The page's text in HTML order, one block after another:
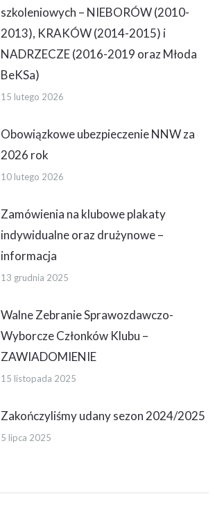
szkoleniowych – NIEBORÓW (2010-
2013), KRAKÓW (2014-2015) i
NADRZECZE (2016-2019 oraz Młoda
BeKSa)
15 lutego 2026
Obowiązkowe ubezpieczenie NNW za
2026 rok
10 lutego 2026
Zamówienia na klubowe plakaty
indywidualne oraz drużynowe –
informacja
13 grudnia 2025
Walne Zebranie Sprawozdawczo-
Wyborcze Członków Klubu –
ZAWIADOMIENIE
15 listopada 2025
Zakończyliśmy udany sezon 2024/2025
5 lipca 2025